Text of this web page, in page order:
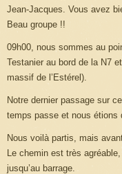
Jean-Jacques. Vous avez
Beau groupe !!
09h00, nous sommes au
Testanier au bord de la N7
massif de l’Estérel).
Notre dernier passage sur
temps passe et nous étions
Nous voilà partis, mais
Le chemin est très
jusqu’au barrage.